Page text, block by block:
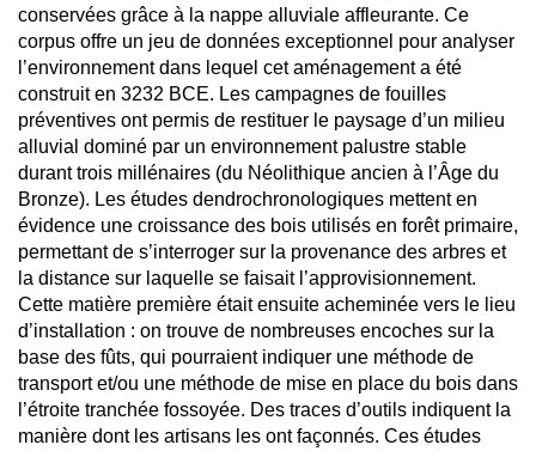
conservées grâce à la nappe alluviale affleurante. Ce
corpus offre un jeu de données exceptionnel pour analyser
l’environnement dans lequel cet aménagement a été
construit en 3232 BCE. Les campagnes de fouilles
préventives ont permis de restituer le paysage d’un milieu
alluvial dominé par un environnement palustre stable
durant trois millénaires (du Néolithique ancien à l’Âge du
Bronze). Les études dendrochronologiques mettent en
évidence une croissance des bois utilisés en forêt primaire,
permettant de s’interroger sur la provenance des arbres et
la distance sur laquelle se faisait l’approvisionnement.
Cette matière première était ensuite acheminée vers le lieu
d’installation : on trouve de nombreuses encoches sur la
base des fûts, qui pourraient indiquer une méthode de
transport et/ou une méthode de mise en place du bois dans
l’étroite tranchée fossoyée. Des traces d’outils indiquent la
manière dont les artisans les ont façonnés. Ces études